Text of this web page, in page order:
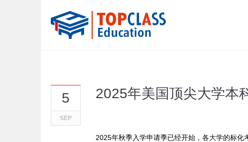
5
SEP
2025年美国顶尖大学本
2025年秋季入学申请季已经开始，各大学的标化